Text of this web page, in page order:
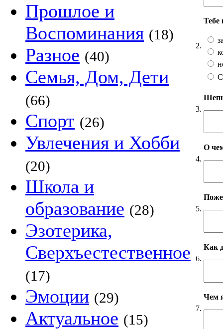
Прошлое и
Воспоминания (18)
Разное (40)
Семья, Дом, Дети
(66)
Спорт (26)
Увлечения и Хобби
(20)
Школа и
образование (28)
Эзотерика,
Сверхъестественное
(17)
Эмоции (29)
Актуальное (15)
2.
Тебе
3.
4.
О
5.
6.
Как
7.
Чем